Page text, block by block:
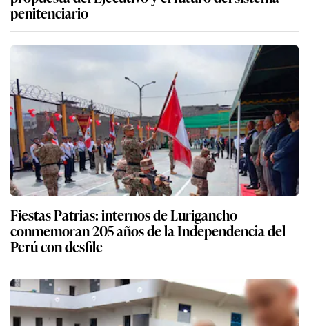
penitenciario
Fiestas Patrias: internos de Lurigancho
conmemoran 205 años de la Independencia del
Perú con desfile